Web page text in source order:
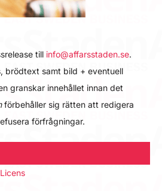
till info@affarsstaden.se.
brödtext samt bild + eventuell
granskar innehållet innan det
förbehåller sig rätten att redigera
förfrågningar.